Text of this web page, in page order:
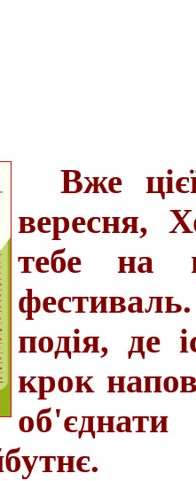
Вже
вересня,
тебе на
подія, де
крок